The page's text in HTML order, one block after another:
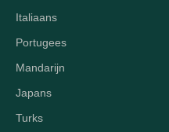
Italiaans
Portugees
Mandarijn
Japans
Turks